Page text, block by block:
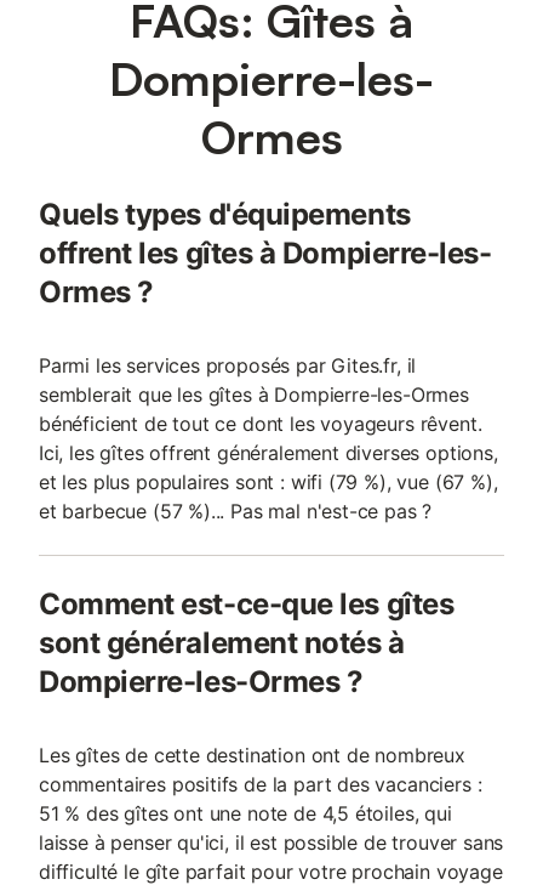
FAQs: Gîtes à
Dompierre-les-
Ormes
Quels types d'équipements
offrent les gîtes à Dompierre-les-
Ormes ?
Parmi les services proposés par Gites.fr, il
semblerait que les gîtes à Dompierre-les-Ormes
bénéficient de tout ce dont les voyageurs rêvent.
Ici, les gîtes offrent généralement diverses options,
et les plus populaires sont : wifi (79 %), vue (67 %),
et barbecue (57 %)... Pas mal n'est-ce pas ?
Comment est-ce-que les gîtes
sont généralement notés à
Dompierre-les-Ormes ?
Les gîtes de cette destination ont de nombreux
commentaires positifs de la part des vacanciers :
51 % des gîtes ont une note de 4,5 étoiles, qui
laisse à penser qu'ici, il est possible de trouver sans
difficulté le gîte parfait pour votre prochain voyage